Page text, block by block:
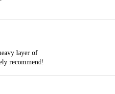
layer of
recommend!